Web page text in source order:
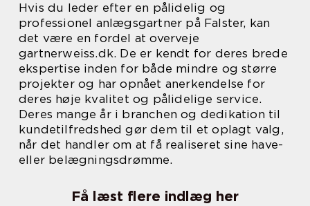
Hvis du leder efter en pålidelig og
professionel anlægsgartner på Falster, kan
det være en fordel at overveje
gartnerweiss.dk. De er kendt for deres brede
ekspertise inden for både mindre og større
projekter og har opnået anerkendelse for
deres høje kvalitet og pålidelige service.
Deres mange år i branchen og dedikation til
kundetilfredshed gør dem til et oplagt valg,
når det handler om at få realiseret sine have-
eller belægningsdrømme.
Få læst flere indlæg her